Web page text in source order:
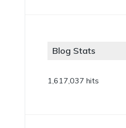
Blog Stats
1,617,037 hits